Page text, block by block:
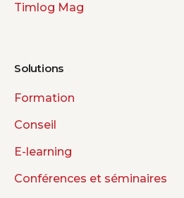
Timlog Mag
Solutions
Formation
Conseil
E-learning
Conférences et séminaires